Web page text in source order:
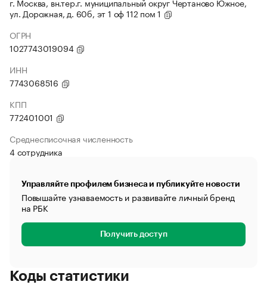
ул. Дорожная, д. 60б, эт 1 оф 112 пом 1
ОГРН
1027743019094
ИНН
7743068516
КПП
772401001
Среднесписочная численность
4 сотрудника
Управляйте профилем бизнеса и публикуйте новости
Повышайте узнаваемость и развивайте личный бренд
на РБК
Получить доступ
Коды статистики